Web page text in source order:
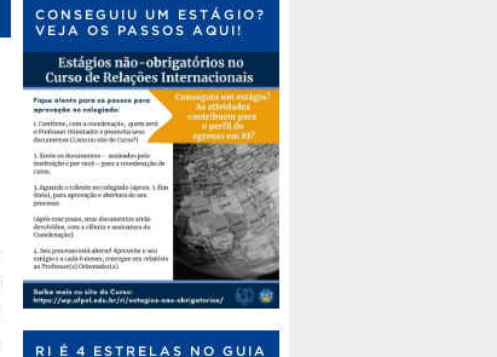
CONSEGUIU UM ESTÁGIO?
VEJA OS PASSOS AQUI!
RI É 4 ESTRELAS NO GUIA